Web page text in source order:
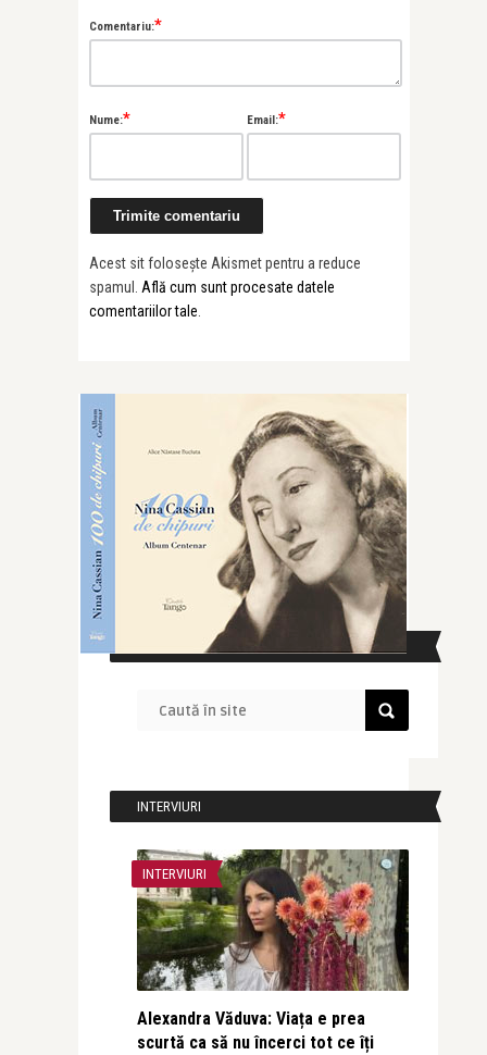
Comentariu:*
Nume:* Email:*
Acest sit folosește Akismet pentru a reduce
spamul. Află cum sunt procesate datele
comentariilor tale
CAUTĂ ÎN SITE
INTERVIURI
INTERVIURI
Alexandra Văduva: Viața e prea
scurtă ca să nu încerci tot ce îți